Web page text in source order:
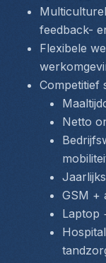
feedback-
Flexibele
Competitief
Netto
GSM +
Laptop